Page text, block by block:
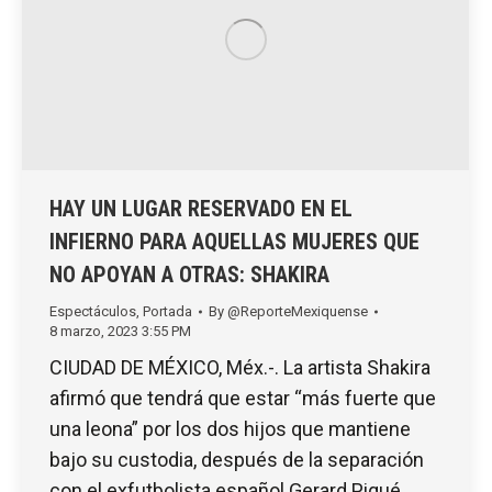
HAY UN LUGAR RESERVADO EN EL
INFIERNO PARA AQUELLAS MUJERES QUE
NO APOYAN A OTRAS: SHAKIRA
Espectáculos Portada By @ReporteMexiquense
8 marzo, 2023 3:55 PM
CIUDAD DE MÉXICO, Méx.-. La artista Shakira
afirmó que tendrá que estar “más fuerte que
una leona” por los dos hijos que mantiene
bajo su custodia, después de la separación